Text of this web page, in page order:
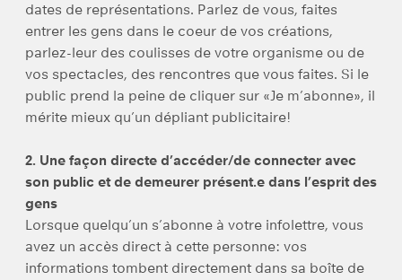
dates de représentations. Parlez de vous, faites
entrer les gens dans le coeur de vos créations,
parlez-leur des coulisses de votre organisme ou de
vos spectacles, des rencontres que vous faites. Si le
public prend la peine de cliquer sur «Je m’abonne», il
mérite mieux qu’un dépliant publicitaire!
2. Une façon directe d’accéder/de connecter avec
son public et de demeurer présent.e dans l’esprit des
gens
Lorsque quelqu’un s’abonne à votre infolettre, vous
avez un accès direct à cette personne: vos
informations tombent directement dans sa boîte de